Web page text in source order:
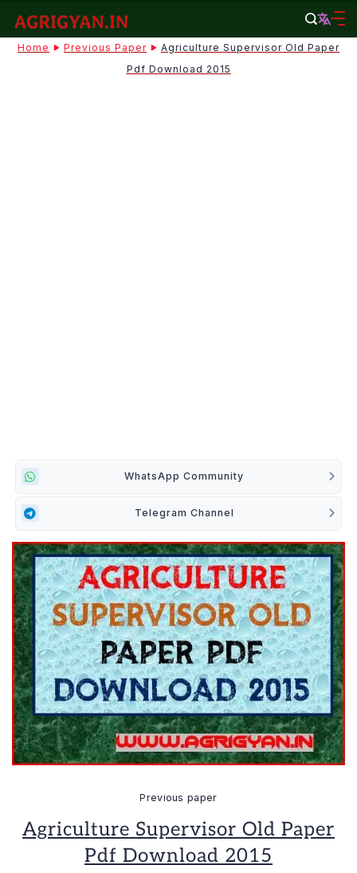
content
agrigyan.in
Home Previous Paper
Agriculture Supervisor Old Paper
Pdf Download 2015
WhatsApp Community
Telegram Channel
Previous paper
Agriculture Supervisor Old Paper
Pdf Download 2015